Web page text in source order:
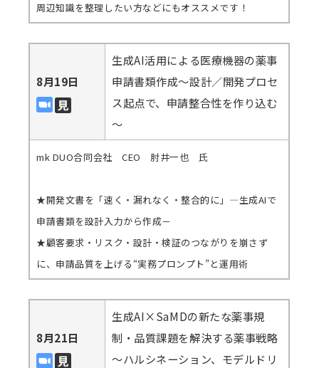
周辺知識を整理したい方などにもオススメです！
8月19日
生成AI活用による医療機器の薬事
申請書類作成～設計／開発プロセ
ス起点で、申請整合性を作り込む
～
mk DUO合同会社 CEO 肘井一也 氏
★開発文書を「速く・漏れなく・整合的に」—生成AIで
申請書類を設計入力から作成－
★顧客要求・リスク・設計・検証のつながりを崩さず
に、申請品質を上げる“実務プロンプト”と運用術
8月21日
生成AI×SaMDの新たな薬事規
制・品質課題を解決する薬事戦略
～ハルシネーション、モデルドリ